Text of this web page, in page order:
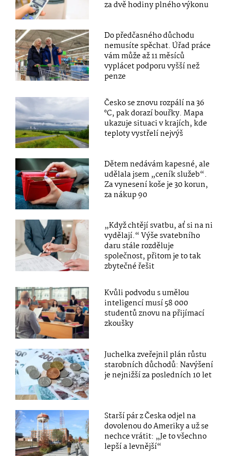
za dvě hodiny plného výkonu
Do předčasného důchodu
nemusíte spěchat. Úřad práce
vám může až 11 měsíců
vyplácet podporu vyšší než
penze
Česko se znovu rozpálí na 36
°C, pak dorazí bouřky. Mapa
ukazuje situaci v krajích, kde
teploty vystřelí nejvýš
Dětem nedávám kapesné, ale
udělala jsem „ceník služeb“.
Za vynesení koše je 30 korun,
za nákup 90
„Když chtějí svatbu, ať si na ni
vydělají.“ Výše svatebního
daru stále rozděluje
společnost, přitom je to tak
zbytečné řešit
Kvůli podvodu s umělou
inteligencí musí 58 000
studentů znovu na přijímací
zkoušky
Juchelka zveřejnil plán růstu
starobních důchodů: Navýšení
je nejnižší za posledních 10 let
Starší pár z Česka odjel na
dovolenou do Ameriky a už se
nechce vrátit: „Je to všechno
lepší a levnější“